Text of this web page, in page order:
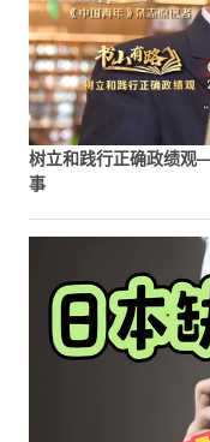
树立和践行正确政绩
事